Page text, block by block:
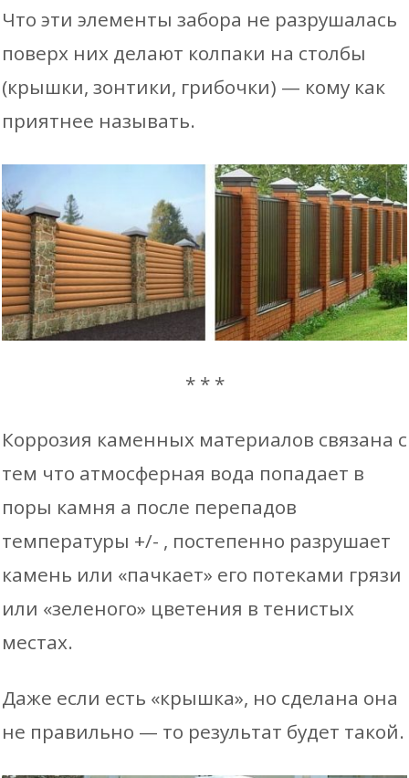
Что эти элементы забора не разрушалась
поверх них делают колпаки на столбы
(крышки, зонтики, грибочки) — кому как
приятнее называть.
* * *
Коррозия каменных материалов связана с
тем что атмосферная вода попадает в
поры камня а после перепадов
температуры +/- , постепенно разрушает
камень или «пачкает» его потеками грязи
или «зеленого» цветения в тенистых
местах.
Даже если есть «крышка», но сделана она
не правильно — то результат будет такой.